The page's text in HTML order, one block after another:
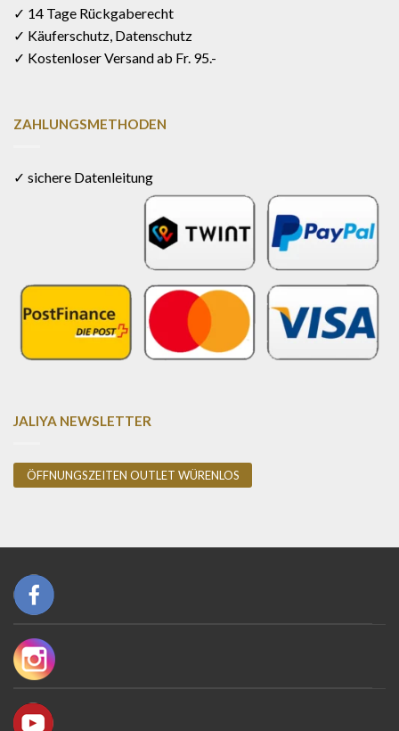
✓ 14 Tage Rückgaberecht
✓ Käuferschutz, Datenschutz
✓ Kostenloser Versand ab Fr. 95.-
ZAHLUNGSMETHODEN
✓ sichere Datenleitung
JALIYA NEWSLETTER
ÖFFNUNGSZEITEN OUTLET WÜRENLOS